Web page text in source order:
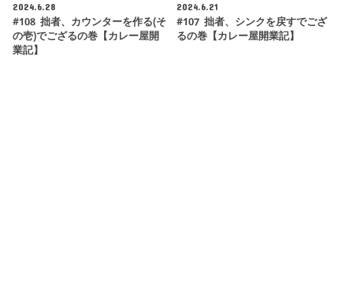
2024.6.28
#108 拙者、カウンターを作る(そ
の壱)でござるの巻【カレー屋開
業記】
2024.6.21
#107 拙者、シンクを戻すでござ
るの巻【カレー屋開業記】